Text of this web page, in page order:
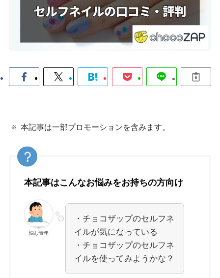
本記事は一部プロモーションを含みます。
本記事はこんなお悩みをお持ちの方向け
悩む青年
・チョコザップのセルフネ
イルが気になっている
・チョコザップのセルフネ
イルを使ってみようかな？